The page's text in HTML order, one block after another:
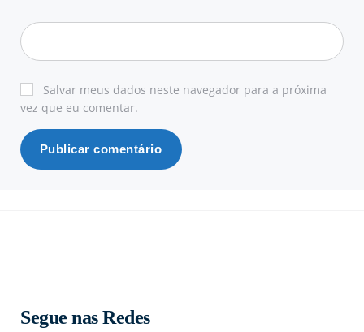
Salvar meus dados neste navegador para a próxima
vez que eu comentar.
Segue nas Redes